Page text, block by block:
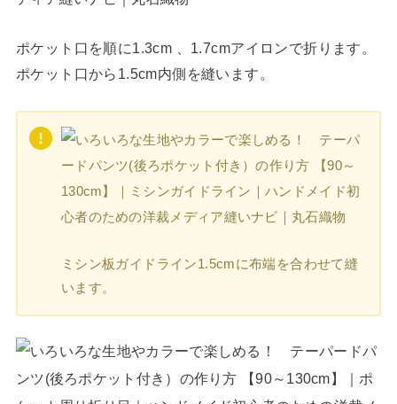
ポケット口を順に1.3cm 、1.7cmアイロンで折ります。
ポケット口から1.5cm内側を縫います。
ミシン板ガイドライン1.5cmに布端を合わせて縫
います。